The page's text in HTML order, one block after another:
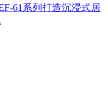
61系列打造沉浸式居